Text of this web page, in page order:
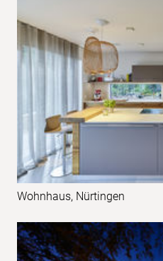
Wohnhaus, Nürtingen